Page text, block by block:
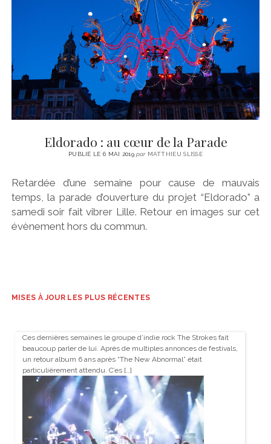
Eldorado : au cœur de la Parade
PUBLIÉ LE 6 MAI 2019parMATTHIEU SLISSE
Retardée d’une semaine pour cause de mauvais
temps, la parade d’ouverture du projet “Eldorado” a
samedi soir fait vibrer Lille. Retour en images sur cet
évènement hors du commun.
MISES À JOUR LES PLUS RÉCENTES
Ces dernières semaines le groupe d’indie rock The Strokes fait
beaucoup parler de lui. Après de multiples annonces de festivals,
un retour album 6 ans après “The New Abnormal” était
particulièrement attendu. C’es […]